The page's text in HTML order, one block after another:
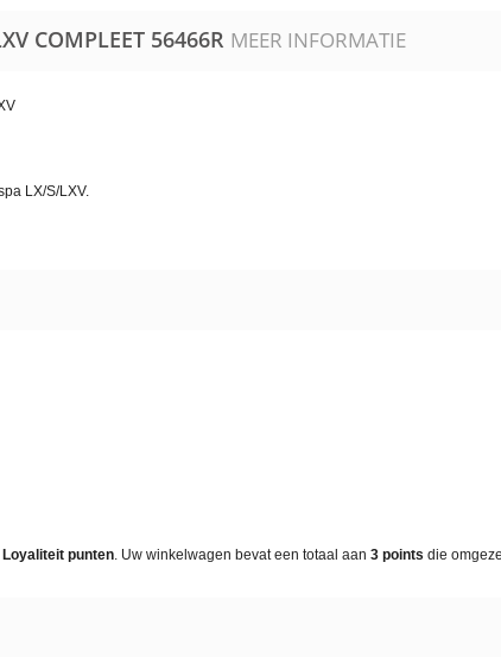
COMPLEET 56466R MEER INFORMATIE
LX/S/LXV.
Loyaliteit punten. Uw winkelwagen bevat een totaal aan 3 points die